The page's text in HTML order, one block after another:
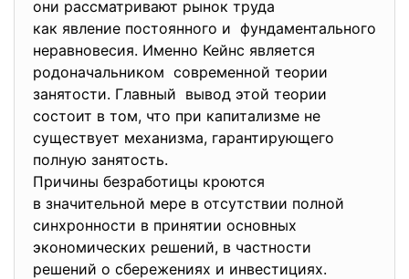
они рассматривают рынок труда
как явление постоянного и фундаментального
неравновесия. Именно Кейнс является
родоначальником современной теории
занятости. Главный вывод этой теории
состоит в том, что при капитализме не
существует механизма, гарантирующего
полную занятость.
Причины безработицы кроются
в значительной мере в отсутствии полной
синхронности в принятии основных
экономических решений, в частности
решений о сбережениях и инвестициях.